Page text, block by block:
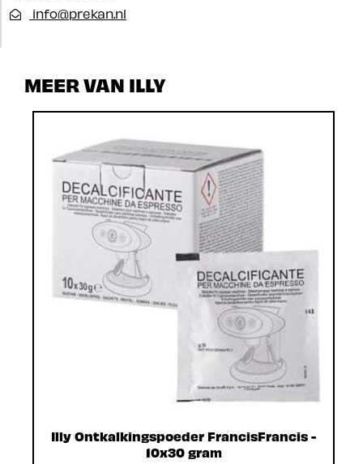
info@prekan.nl
MEER VAN ILLY
Illy Ontkalkingspoeder FrancisFrancis -
10x30 gram